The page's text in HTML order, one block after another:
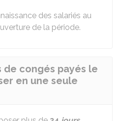
des salariés au
de la période.
de congés payés le
en une seule